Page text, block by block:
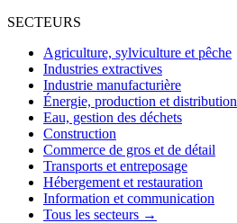
SECTEURS
Agriculture, sylviculture et pêche
Industries extractives
Industrie manufacturière
Énergie, production et distribution
Eau, gestion des déchets
Construction
Commerce de gros et de détail
Transports et entreposage
Hébergement et restauration
Information et communication
Tous les secteurs →